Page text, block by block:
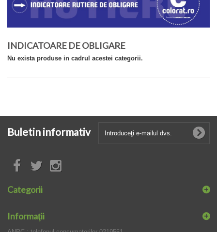
INDICATOARE DE OBLIGARE
Nu exista produse in cadrul acestei categorii.
Buletin informativ
Categorii
Informaţii